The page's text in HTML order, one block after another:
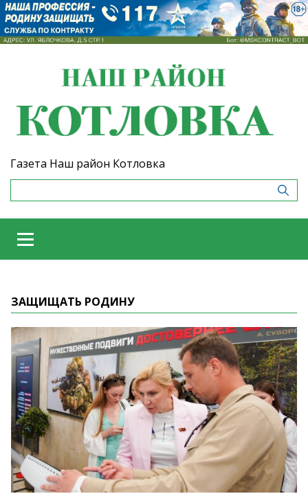
Газета Наш район Котловка
ЗАЩИЩАТЬ РОДИНУ